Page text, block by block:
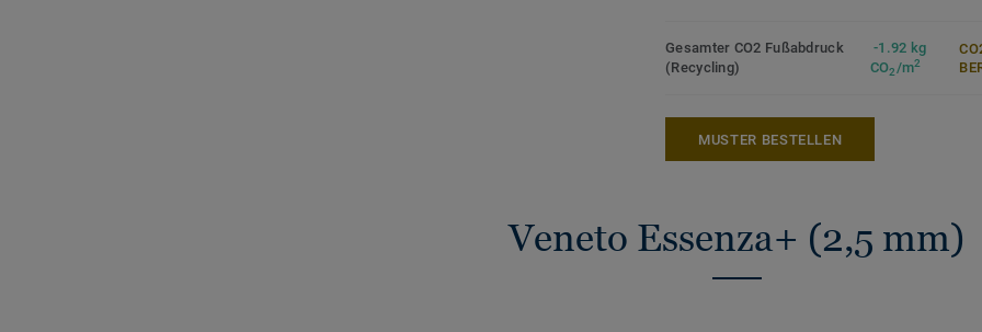
Gesamter CO2 Fußabdruck
(Recycling)
-1.92 kg
CO2/m2
MUSTER BESTELLEN
Veneto Essenza+ (2,5 mm)